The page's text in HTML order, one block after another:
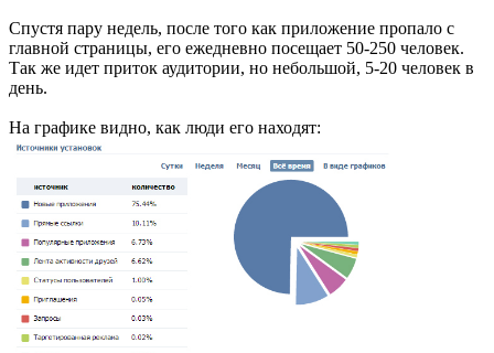
Спустя пару недель, после того как приложение пропало с
главной страницы, его ежедневно посещает 50-250 человек.
Так же идет приток аудитории, но небольшой, 5-20 человек в
день.
На графике видно, как люди его находят: